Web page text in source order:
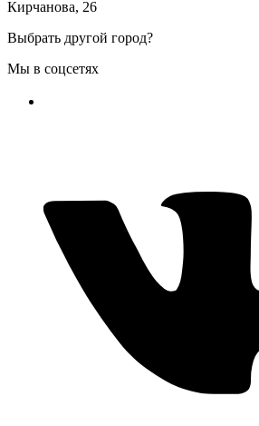
Кирчанова, 26
Выбрать другой город?
Мы в соцсетях